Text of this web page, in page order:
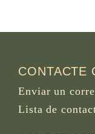
CONTACTE
Enviar un
Lista de